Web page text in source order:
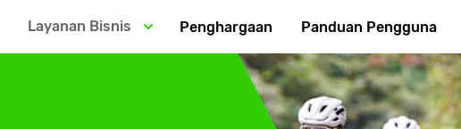
Layanan Bisnis Penghargaan Panduan Pengguna